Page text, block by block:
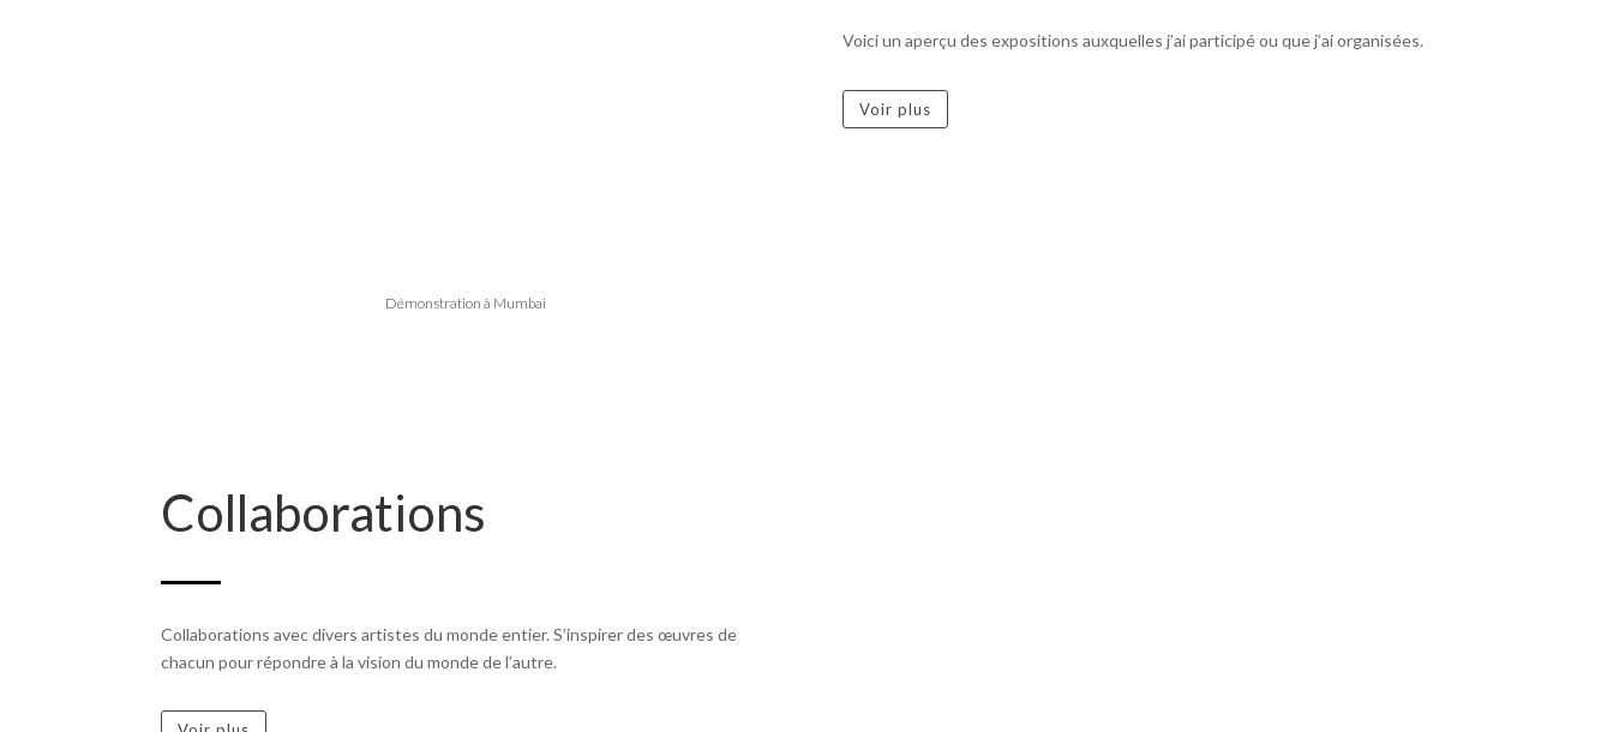
Démonstration à Mumbai
Voici un aperçu des expositions auxquelles j’ai participé ou que j’ai organisées.
Voir plus
Collaborations
Collaborations avec divers artistes du monde entier. S’inspirer des œuvres de
chacun pour répondre à la vision du monde de l’autre.